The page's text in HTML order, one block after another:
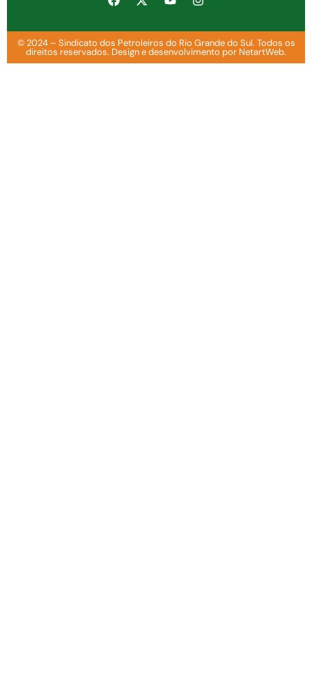
© 2024 – Sindicato dos Petroleiros do Rio Grande do Sul. Todos os
direitos reservados. Design e desenvolvimento por NetartWeb.